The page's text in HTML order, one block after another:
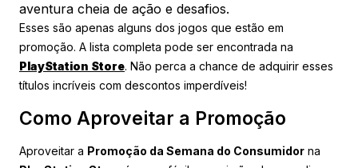
aventura cheia de ação e desafios.
Esses são apenas alguns dos jogos que estão em
promoção. A lista completa pode ser encontrada na
PlayStation Store. Não perca a chance de adquirir esses
títulos incríveis com descontos imperdíveis!
Como Aproveitar a Promoção
Aproveitar a Promoção da Semana do Consumidor na